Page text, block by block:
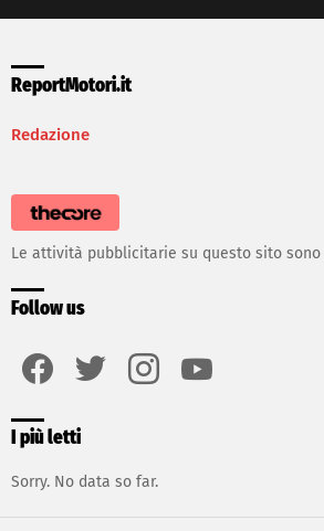
ReportMotori.it
Redazione
Le attività pubblicitarie su questo sito sono
Follow us
I più letti
Sorry. No data so far.